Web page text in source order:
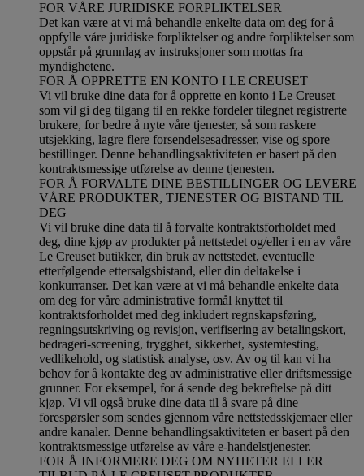
FOR VÅRE JURIDISKE FORPLIKTELSER
Det kan være at vi må behandle enkelte data om deg for å
oppfylle våre juridiske forpliktelser og andre forpliktelser som
oppstår på grunnlag av instruksjoner som mottas fra
myndighetene.
FOR Å OPPRETTE EN KONTO I LE CREUSET
Vi vil bruke dine data for å opprette en konto i Le Creuset
som vil gi deg tilgang til en rekke fordeler tilegnet registrerte
brukere, for bedre å nyte våre tjenester, så som raskere
utsjekking, lagre flere forsendelsesadresser, vise og spore
bestillinger. Denne behandlingsaktiviteten er basert på den
kontraktsmessige utførelse av denne tjenesten.
FOR Å FORVALTE DINE BESTILLINGER OG LEVERE
VÅRE PRODUKTER, TJENESTER OG BISTAND TIL
DEG
Vi vil bruke dine data til å forvalte kontraktsforholdet med
deg, dine kjøp av produkter på nettstedet og/eller i en av våre
Le Creuset butikker, din bruk av nettstedet, eventuelle
etterfølgende ettersalgsbistand, eller din deltakelse i
konkurranser. Det kan være at vi må behandle enkelte data
om deg for våre administrative formål knyttet til
kontraktsforholdet med deg inkludert regnskapsføring,
regningsutskriving og revisjon, verifisering av betalingskort,
bedrageri-screening, trygghet, sikkerhet, systemtesting,
vedlikehold, og statistisk analyse, osv. Av og til kan vi ha
behov for å kontakte deg av administrative eller driftsmessige
grunner. For eksempel, for å sende deg bekreftelse på ditt
kjøp. Vi vil også bruke dine data til å svare på dine
forespørsler som sendes gjennom våre nettstedsskjemaer eller
andre kanaler. Denne behandlingsaktiviteten er basert på den
kontraktsmessige utførelse av våre e-handelstjenester.
FOR Å INFORMERE DEG OM NYHETER ELLER